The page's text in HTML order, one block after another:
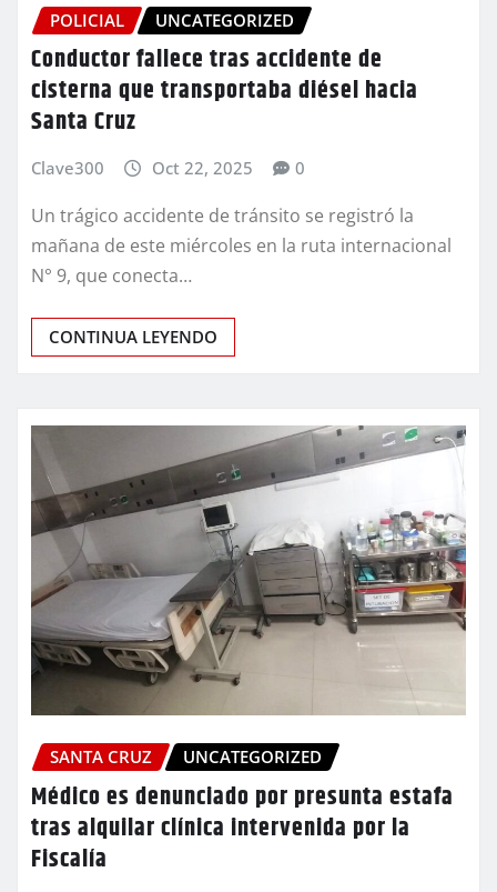
POLICIAL UNCATEGORIZED
Conductor fallece tras accidente de
cisterna que transportaba diésel hacia
Santa Cruz
Clave300 Oct 22, 2025 0
Un trágico accidente de tránsito se registró la
mañana de este miércoles en la ruta internacional
N° 9, que conecta…
CONTINUA LEYENDO
SANTA CRUZ UNCATEGORIZED
Médico es denunciado por presunta estafa
tras alquilar clínica intervenida por la
Fiscalía